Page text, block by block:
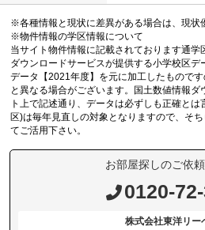
※各種情報と現状に差異がある場合は、現状
※物件情報の学区情報について
当サイト物件情報に記載されております通
ダウンロードサービスが提供する小学校区
データ【2021年度】を元に加工したもので
と異なる場合がございます。国土数値情報ダ
ト上で記述通り、データは必ずしも正確と
区)は毎年見直しの対象となりますので、そ
てご活用下さい。
お部屋探しのご依
0120-
株式会社東洋リー